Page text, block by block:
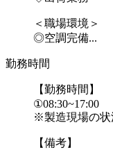
＜職場環境＞
◎空調完備...
勤務時間
【勤務時間】
①08:30~17:00
※製造現場の状
【備考】